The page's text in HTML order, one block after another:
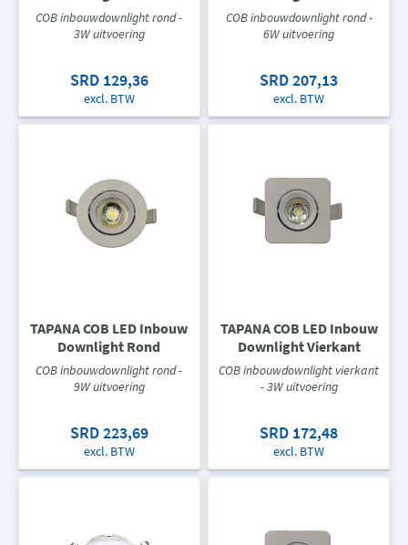
COB inbouwdownlight rond -
3W uitvoering
SRD 129,36
excl. BTW
COB inbouwdownlight rond -
6W uitvoering
SRD 207,13
excl. BTW
TAPANA COB LED Inbouw
Downlight Rond
COB inbouwdownlight rond -
9W uitvoering
SRD 223,69
excl. BTW
TAPANA COB LED Inbouw
Downlight Vierkant
COB inbouwdownlight vierkant
- 3W uitvoering
SRD 172,48
excl. BTW